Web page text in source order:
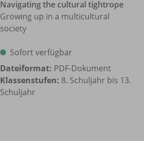
Navigating the cultural tightrope
Growing up in a multicultural
society
Sofort verfügbar
Dateiformat: PDF-Dokument
Klassenstufen: 8. Schuljahr bis 13.
Schuljahr